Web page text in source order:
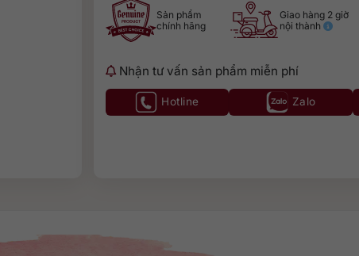
Sản phẩm
chính hãng
Giao hàng 2 giờ
nội thành
Nhận tư vấn sản phẩm miễn phí
Hotline Zalo